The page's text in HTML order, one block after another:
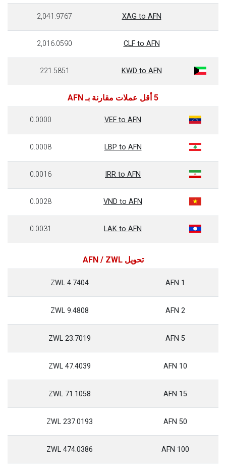
XAG to AFN
2,041.9767
CLF to AFN
2,016.0590
KWD to AFN
221.5851
5 أقل عملات مقارنة بـ AFN
VEF to AFN
0.0000
LBP to AFN
0.0008
IRR to AFN
0.0016
VND to AFN
0.0028
LAK to AFN
0.0031
تحويل AFN / ZWL
1 AFN
4.7404 ZWL
2 AFN
9.4808 ZWL
5 AFN
23.7019 ZWL
10 AFN
47.4039 ZWL
15 AFN
71.1058 ZWL
50 AFN
237.0193 ZWL
100 AFN
474.0386 ZWL